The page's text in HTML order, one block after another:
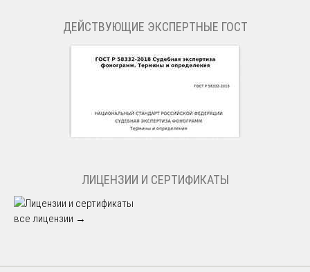
ДЕЙСТВУЮЩИЕ ЭКСПЕРТНЫЕ ГОСТ
ЛИЦЕНЗИИ И СЕРТИФИКАТЫ
все лицензии →